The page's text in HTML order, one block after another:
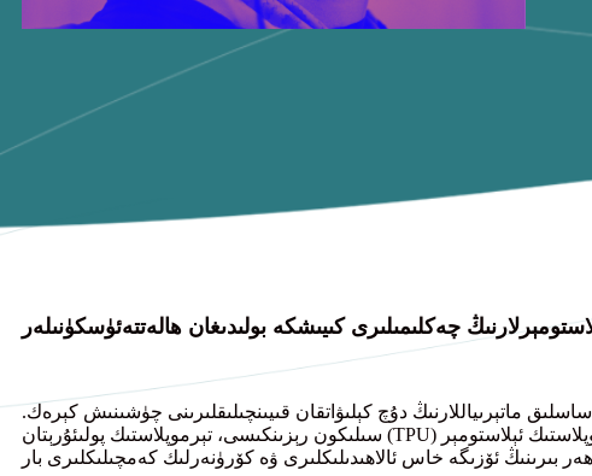
چەكلىمىلىرى كىيىشكە بولىدىغان ھالەتتەئۈسكۈنىلەر
ماتېرىياللارنىڭ دۇچ كېلىۋاتقان قىيىنچىلىقلىرىنى چۈشىنىش كېرەك.
سىلىكون رېزىنكىسى، تېرموپلاستىك پولىئۇرېتان (TPU) ۋە تېرموپلاستىك ئېلاستومېر (TPE) ئەقلىي ئىقتىدارلىق كىيىشكە بولىدىغان ئۈسكۈنىلەردە